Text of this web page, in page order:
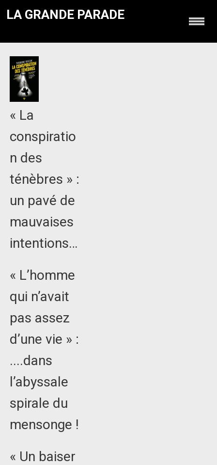
LA GRANDE PARADE
« La
conspiratio
n des
ténèbres » :
un pavé de
mauvaises
intentions…
« L’homme
qui n’avait
pas assez
d’une vie » :
....dans
l’abyssale
spirale du
mensonge !
« Un baiser